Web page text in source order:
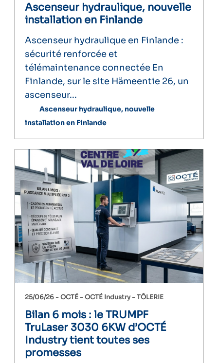
Ascenseur hydraulique, nouvelle
installation en Finlande
Ascenseur hydraulique en Finlande :
sécurité renforcée et
télémaintenance connectée En
Finlande, sur le site Hämeentie 26, un
ascenseur...
Ascenseur hydraulique, nouvelle
installation en Finlande
25/06/26 -OCTÉ OCTÉ Industry TÔLERIE
Bilan 6 mois : le TRUMPF
TruLaser 3030 6KW d’OCTÉ
Industry tient toutes ses
promesses